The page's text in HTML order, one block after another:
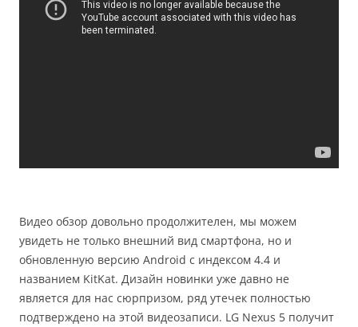
Видео обзор довольно продолжителен, мы можем
увидеть не только внешний вид смартфона, но и
обновленную версию Android с индексом 4.4 и
названием KitKat. Дизайн новинки уже давно не
является для нас сюрпризом, ряд утечек полностью
подтверждено на этой видеозаписи. LG Nexus 5 получит